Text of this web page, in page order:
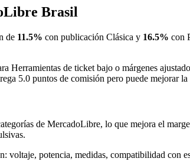
Brasil
de 11.5% con publicación Clásica y 16.5% con
Herramientas de ticket bajo o márgenes
5.0 puntos de comisión pero puede mejorar
de MercadoLibre, lo que mejora el
voltaje, potencia, medidas, compatibilidad con